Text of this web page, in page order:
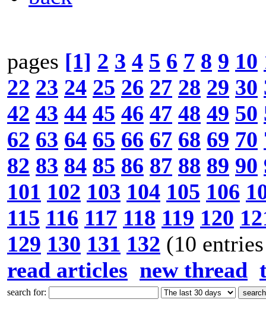
pages [1] 2 3 4 5 6 7 8 9 10
22 23 24 25 26 27 28 29 30
42 43 44 45 46 47 48 49 50
62 63 64 65 66 67 68 69 70
82 83 84 85 86 87 88 89 90
101 102 103 104 105 106
115 116 117 118 119 120
129 130 131 132 (10
read articles new thread
search for: